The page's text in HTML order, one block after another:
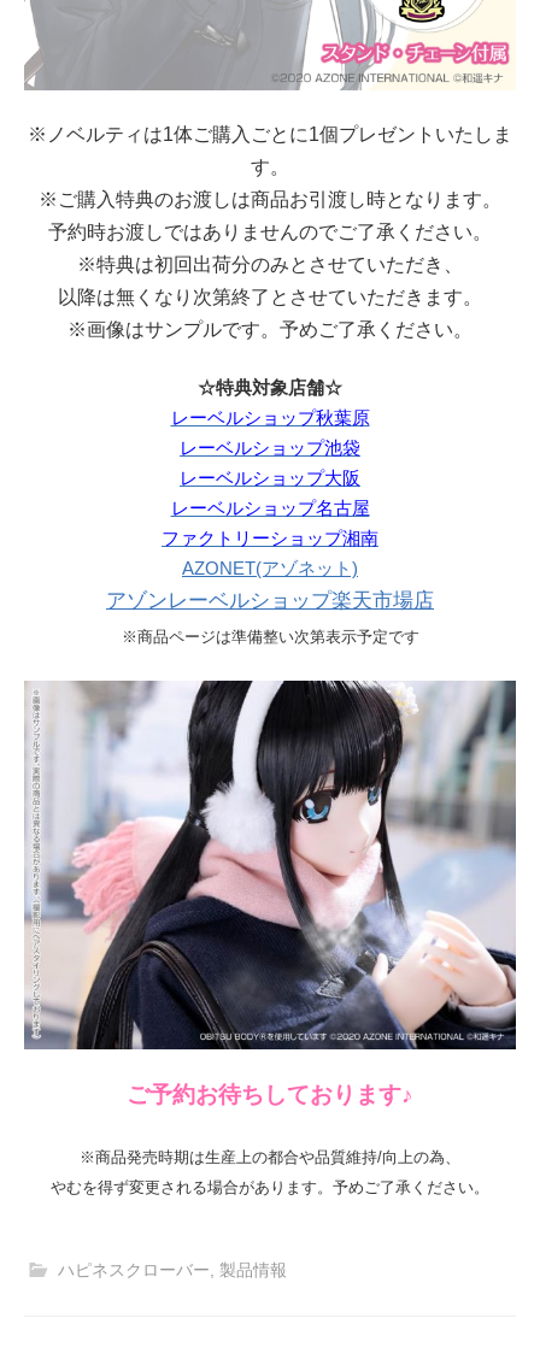
※ノベルティは1体ご購入ごとに1個プレゼントいたしま
す。
※ご購入特典のお渡しは商品お引渡し時となります。
予約時お渡しではありませんのでご了承ください。
※特典は初回出荷分のみとさせていただき、
以降は無くなり次第終了とさせていただきます。
※画像はサンプルです。予めご了承ください。
☆特典対象店舗☆
レーベルショップ秋葉原
レーベルショップ池袋
レーベルショップ大阪
レーベルショップ名古屋
ファクトリーショップ湘南
AZONET(アゾネット)
アゾンレーベルショップ楽天市場店
※商品ページは準備整い次第表示予定です
ご予約お待ちしております♪
※商品発売時期は生産上の都合や品質維持/向上の為、
やむを得ず変更される場合があります。予めご了承ください。
ハピネスクローバー, 製品情報